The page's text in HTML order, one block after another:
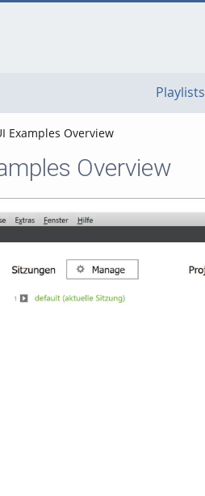
Playlists
Examples Overview
Overview